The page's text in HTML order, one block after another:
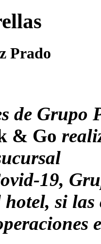
Prado
de Grupo
& Go
19,
hotel, si